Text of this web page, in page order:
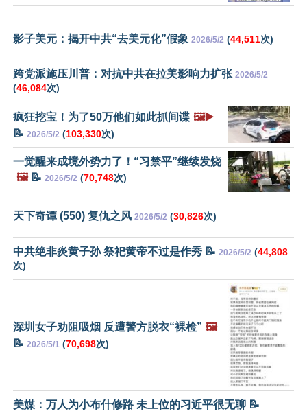
影子美元：揭开中共“去美元化”假象 2026/5/2 (44,511次)
跨党派施压川普：对抗中共在拉美影响力扩张 2026/5/2
(46,084次)
疯狂挖宝！为了50万他们如此抓间谍 🖼️▶️
📝 2026/5/2 (103,330次)
一觉醒来成境外势力了！“习禁平”继续发烧
🖼️📝 2026/5/2 (70,748次)
天下奇谭 (550) 复仇之风 2026/5/2 (30,826次)
中共绝非炎黄子孙 祭祀黄帝不过是作秀 📝 2026/5/2 (44,808
次)
深圳女子劝阻吸烟 反遭警方脱衣“裸检” 🖼️
📝 2026/5/1 (70,698次)
美媒：万人为小布什修路 未上位的习近平很无聊 📝